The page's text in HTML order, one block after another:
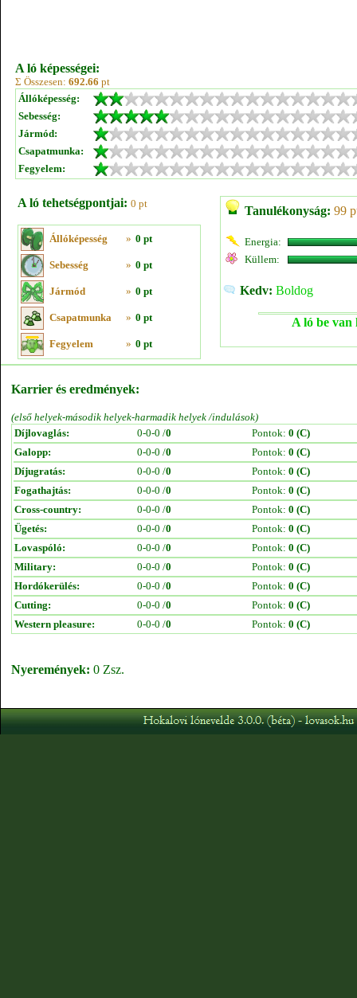
A ló képességei:
Σ Összesen: 692.66 pt
Állóképesség:
Sebesség:
Jármód:
Csapatmunka:
Fegyelem:
A ló tehetségpontjai: 0 pt
Állóképesség » 0 pt
Sebesség » 0 pt
Jármód » 0 pt
Csapatmunka » 0 pt
Fegyelem » 0 pt
Tanulékonyság: 99
Energia:
Küllem:
Kedv: Boldog
A ló be van
Karrier és eredmények:
(első helyek-második helyek-harmadik helyek /indulások)
Díjlovaglás:
0-0-0 /0 Pontok: 0 (C)
Galopp:
0-0-0 /0 Pontok: 0 (C)
Díjugratás:
0-0-0 /0 Pontok: 0 (C)
Fogathajtás:
0-0-0 /0 Pontok: 0 (C)
Cross-country:
0-0-0 /0 Pontok: 0 (C)
Ügetés:
0-0-0 /0 Pontok: 0 (C)
Lovaspóló:
0-0-0 /0 Pontok: 0 (C)
Military:
0-0-0 /0 Pontok: 0 (C)
Hordókerülés:
0-0-0 /0 Pontok: 0 (C)
Cutting:
0-0-0 /0 Pontok: 0 (C)
Western pleasure:
0-0-0 /0 Pontok: 0 (C)
Nyeremények: 0 Zsz.